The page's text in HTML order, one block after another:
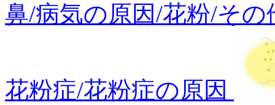
鼻/病気の原因/花粉/そ
花粉症/花粉症の原因